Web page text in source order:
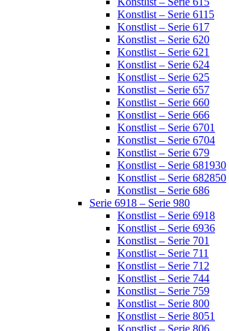
Konstlist – Serie 6115
Konstlist – Serie 617
Konstlist – Serie 620
Konstlist – Serie 621
Konstlist – Serie 624
Konstlist – Serie 625
Konstlist – Serie 657
Konstlist – Serie 660
Konstlist – Serie 666
Konstlist – Serie 6701
Konstlist – Serie 6704
Konstlist – Serie 679
Konstlist – Serie 681930
Konstlist – Serie 682850
Konstlist – Serie 686
Serie 6918 – Serie 980
Konstlist – Serie 6918
Konstlist – Serie 6936
Konstlist – Serie 701
Konstlist – Serie 711
Konstlist – Serie 712
Konstlist – Serie 744
Konstlist – Serie 759
Konstlist – Serie 800
Konstlist – Serie 8051
Konstlist – Serie 806